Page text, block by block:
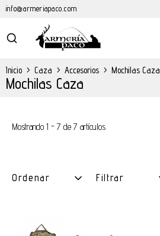
info@armeriapaco.com
Inicio > Caza > Accesorios > Mochilas Caza
Mochilas Caza
Mostrando 1 - 7 de 7 artículos
Ordenar Filtrar